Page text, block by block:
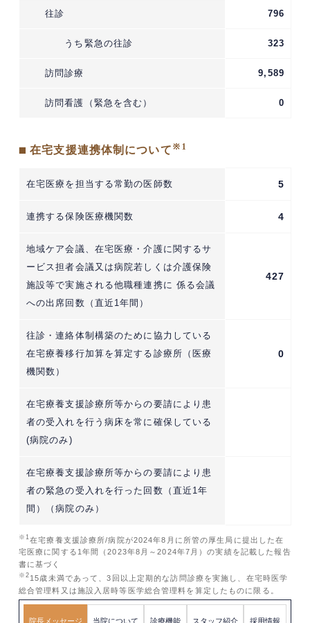
往診 796
うち緊急の往診 323
訪問診療 9,589
訪問看護（緊急を含む） 0
■ 在宅支援連携体制について※1
在宅医療を担当する常勤の医師数 5
連携する保険医療機関数 4
地域ケア会議、在宅医療・介護に関するサ
ービス担者会議又は病院若しくは介護保険
施設等で実施される他職種連携に 係る会議
への出席回数（直近1年間）
427
往診・連絡体制構築のために協力している
在宅療養移行加算を算定する診療所（医療
機関数）
0
在宅療養支援診療所等からの要請により患
者の受入れを行う病床を常に確保している
(病院のみ)
在宅療養支援診療所等からの要請により患
者の緊急の受入れを行った回数（直近1年
間）（病院のみ）
※1 在宅療養支援診療所/病院が2024年8月に所管の厚生局に提出した在
宅医療に関する1年間（2023年8月～2024年7月）の実績を記載した報告
書に基づく
※2 15歳未満であって、3回以上定期的な訪問診療を実施し、在宅時医学
総合管理料又は施設入居時等医学総合管理料を算定したものに限る。
院長メッセージ 当院について 診療機能 スタッフ紹介 採用情報